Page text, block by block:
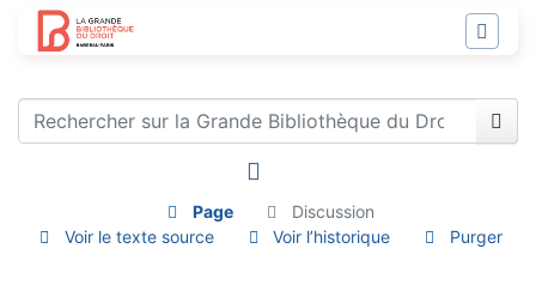
Page
Discussion
Voir le texte source
Voir l’historique Purger